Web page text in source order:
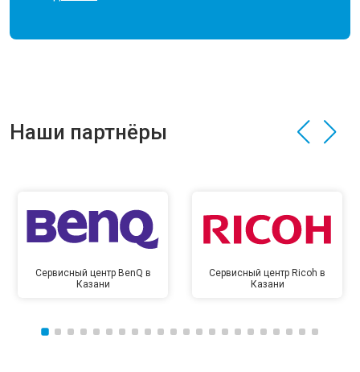
Наши партнёры
Сервисный центр BenQ в
Казани
Сервисный центр Ricoh в
Казани